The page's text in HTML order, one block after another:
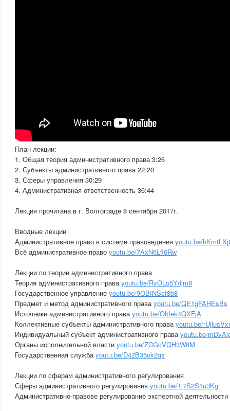
План лекции:
1. Общая теория административного права 3:26
2. Субъекты административного права 22:20
3. Сферы управления 30:29
4. Административная ответственность 36:44
Лекция прочитана в г. Волгограде 8 сентября 2017г.
Вводные лекции
Административное право в системе правоведения youtu.be/
Всё административное право youtu.be/7AxN6Lfl6Rw
Лекции по теории административного права
Теория административного праваyoutu.be/RvOLo5Ydjm8
Государственное управление youtu.be/9OBINScf8b8
Предмет и метод административного праваyoutu.be/QE1gFAHEsBs
Источники административного праваyoutu.be/ObIek4QXFjA
Коллективные субъекты административного праваyoutu.be/
Индивидуальный субъект административного праваyoutu.be/
Органы исполнительной власти youtu.be/ZCGcVQH3W8M
Государственная службаyoutu.be/D42B35uk2qs
Лекции по сферам административного регулирования
Сферы административного регулирования youtu.be/1j7S2S1u3Kg
Административно-правове регулирование экспертной деятельности